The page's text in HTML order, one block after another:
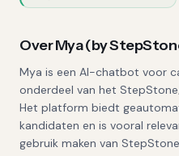
OverMya (by
Mya is een AI-chatbot voor
onderdeel van het
Het platform biedt
kandidaten en is vooral
gebruik maken van